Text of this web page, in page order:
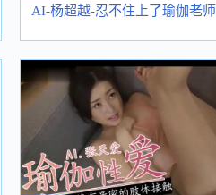
AI-杨超越-忍不住上了瑜伽老师